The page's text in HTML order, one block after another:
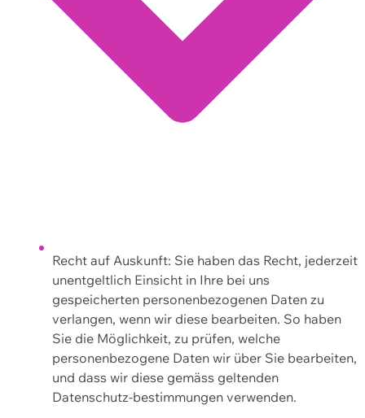
Recht auf Auskunft: Sie haben das Recht, jederzeit
unentgeltlich Einsicht in Ihre bei uns
gespeicherten personenbezogenen Daten zu
verlangen, wenn wir diese bearbeiten. So haben
Sie die Möglichkeit, zu prüfen, welche
personenbezogene Daten wir über Sie bearbeiten,
und dass wir diese gemäss geltenden
Datenschutz-bestimmungen verwenden.